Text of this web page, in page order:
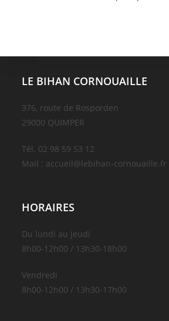
LE BIHAN CORNOUAILLE
376, route de Rosporden
29000 QUIMPER
Tél. 02 98 59 53 12
Mail : accueil@lebihan-cornouaille.fr
HORAIRES
Du lundi au jeudi
8h00-12h00 / 13h30-18h00
Vendredi
8h00-12h00 / 13h30-17h00